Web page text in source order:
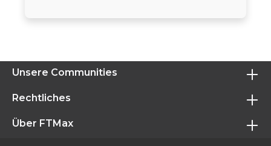
widerstandsfähigem Kunststoff und verfügt
für Ordnung bei Ködern, Wirbeln, Haken und
weiterem Zubehör. Ein stabiler Tragegriff sowie
bequem und zuverlässig, perfekt für den Einsatz
am Wasser oder unterwegs. Gerätekasten FX (3-
umfangreiches Tackle Maße: ca. 36,0 × 19,0 ×
Unsere Communities
Rechtliches
Über FTMax